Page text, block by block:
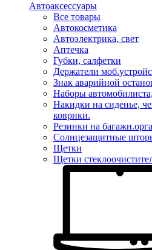
Автоаксессуары
Все товары
Автокосметика
Автоэлектрика, свет
Аптечка
Губки, салфетки
Держатели
Знак аварийной
Наборы
Накидки на сиденье,
коврики.
Резинки на
Солнцезащитные
Щетки
Щетки